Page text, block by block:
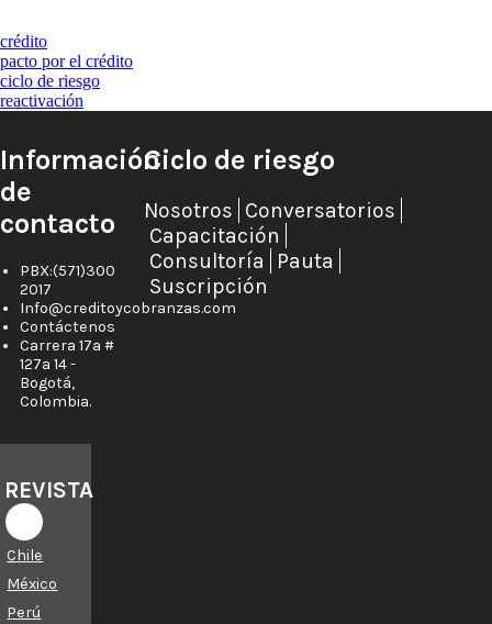
crédito
pacto por el crédito
ciclo de riesgo
reactivación
Información
de
contacto
PBX:(571)300
2017
Info@creditoycobranzas.com
Contáctenos
Carrera 17a #
127a 14 -
Bogotá,
Colombia.
Ciclo de riesgo
Nosotros Conversatorios
Capacitación
Consultoría
Pauta
Suscripción
REVISTA
Chile
México
Perú